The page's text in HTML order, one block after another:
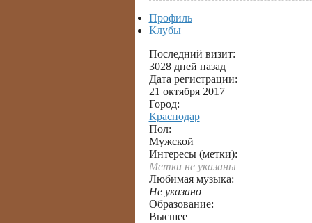
Профиль
Клубы
Последний визит:
3028 дней назад
Дата регистрации:
21 октября 2017
Город:
Краснодар
Пол:
Мужской
Интересы (метки):
Метки не указаны
Любимая музыка:
Не указано
Образование:
Высшее